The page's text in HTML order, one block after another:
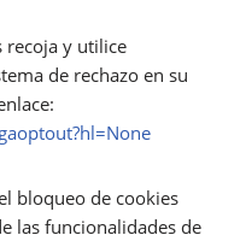
recoja y utilice
de rechazo en su
bloqueo de cookies
las funcionalidades de